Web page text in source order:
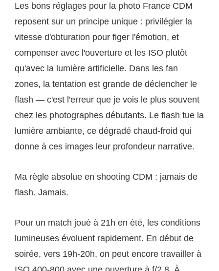
Les bons réglages pour la photo France CDM
reposent sur un principe unique : privilégier la
vitesse d'obturation pour figer l'émotion, et
compenser avec l'ouverture et les ISO plutôt
qu'avec la lumière artificielle. Dans les fan
zones, la tentation est grande de déclencher le
flash — c'est l'erreur que je vois le plus souvent
chez les photographes débutants. Le flash tue la
lumière ambiante, ce dégradé chaud-froid qui
donne à ces images leur profondeur narrative.
Ma règle absolue en shooting CDM : jamais de
flash. Jamais.
Pour un match joué à 21h en été, les conditions
lumineuses évoluent rapidement. En début de
soirée, vers 19h-20h, on peut encore travailler à